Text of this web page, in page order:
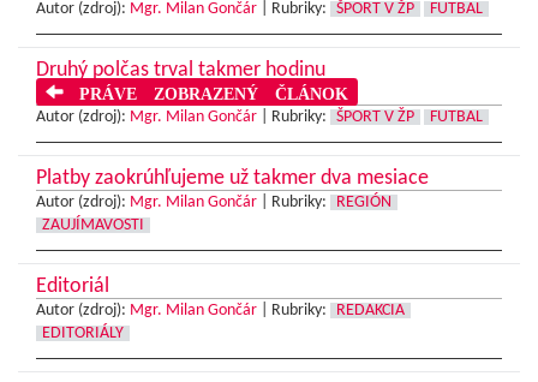
Autor (zdroj): Mgr. Milan Gončár Rubriky: ŠPORT V ŽP FUTBAL
Druhý polčas trval takmer hodinu
PRÁVE ZOBRAZENÝ ČLÁNOK
Autor (zdroj): Mgr. Milan Gončár Rubriky: ŠPORT V ŽP FUTBAL
Platby zaokrúhľujeme už takmer dva mesiace
Autor (zdroj): Mgr. Milan Gončár Rubriky:
REGIÓN
ZAUJÍMAVOSTI
Editoriál
Autor (zdroj): Mgr. Milan Gončár Rubriky:
REDAKCIA
EDITORIÁLY